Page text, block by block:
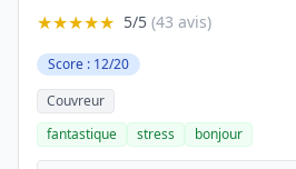
★★★★★ 5/5 (43 avis)
Score : 12/20
Couvreur
fantastique
stress bonjour